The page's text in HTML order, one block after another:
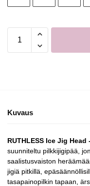
Kuvaus
RUTHLESS Ice Jig Head
suunniteltu pilkkijigipää,
saalistusvaiston
jigiä pitkillä,
tasapainopilkin tapaan,